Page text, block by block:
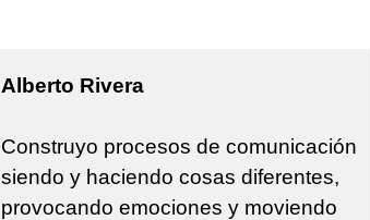
Alberto Rivera
Construyo procesos de comunicación
siendo y haciendo cosas diferentes,
provocando emociones y moviendo